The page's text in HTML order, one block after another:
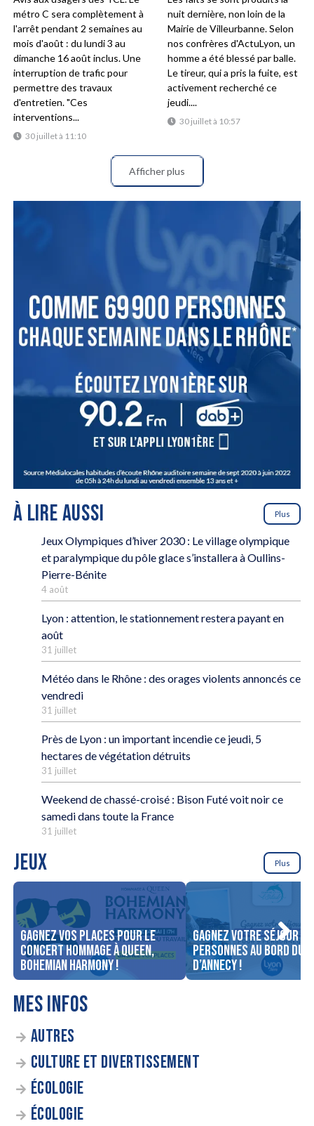
30 juillet à 11:10
métro C sera complètement à
l'arrêt pendant 2 semaines au
mois d'août : du lundi 3 au
dimanche 16 août inclus. Une
interruption de trafic pour
permettre des travaux
d'entretien. "Ces
interventions...
30 juillet à 10:57
nuit dernière, non loin de la
Mairie de Villeurbanne. Selon
nos confrères d'ActuLyon, un
homme a été blessé par balle.
Le tireur, qui a pris la fuite, est
activement recherché ce
jeudi....
Afficher plus
À LIRE AUSSI Plus
Jeux Olympiques d’hiver 2030 : Le village olympique
et paralympique du pôle glace s’installera à Oullins-
Pierre-Bénite
4 août
Lyon : attention, le stationnement restera payant en
août
31 juillet
Météo dans le Rhône : des orages violents annoncés ce
vendredi
31 juillet
Près de Lyon : un important incendie ce jeudi, 5
hectares de végétation détruits
31 juillet
Weekend de chassé-croisé : Bison Futé voit noir ce
samedi dans toute la France
31 juillet
JEUX Plus
Gagnez vos places pour le
concert Hommage à Queen,
Bohemian Harmony !
Gagnez votre séjour
personnes au bord du
d’Annecy !
MES INFOS
AUTRES
CULTURE ET DIVERTISSEMENT
ÉCOLOGIE
ÉCOLOGIE